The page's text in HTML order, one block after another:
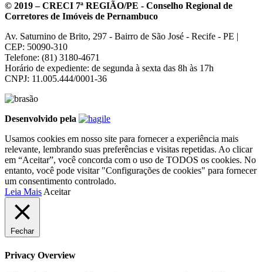
© 2019 – CRECI 7ª REGIÃO/PE - Conselho Regional de
Corretores de Imóveis de Pernambuco
Av. Saturnino de Brito, 297 - Bairro de São José - Recife - PE |
CEP: 50090-310
Telefone: (81) 3180-4671
Horário de expediente: de segunda à sexta das 8h às 17h
CNPJ: 11.005.444/0001-36
Desenvolvido pela
Usamos cookies em nosso site para fornecer a experiência mais
relevante, lembrando suas preferências e visitas repetidas. Ao clicar
em “Aceitar”, você concorda com o uso de TODOS os cookies. No
entanto, você pode visitar "Configurações de cookies" para fornecer
um consentimento controlado.
Leia Mais Aceitar
Fechar
Privacy Overview